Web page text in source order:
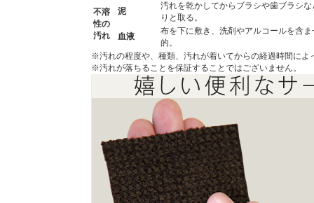
不溶
性の
汚れ
泥
汚れを乾かしてからブラシや歯ブラシ
りと取る。
血液
布を下に敷き、洗剤やアルコールを含
的。
※汚れの程度や、種類、汚れが着いてからの経過時間によ
※汚れが落ちることを保証することではございません。